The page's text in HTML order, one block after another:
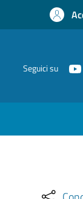
Seguici su